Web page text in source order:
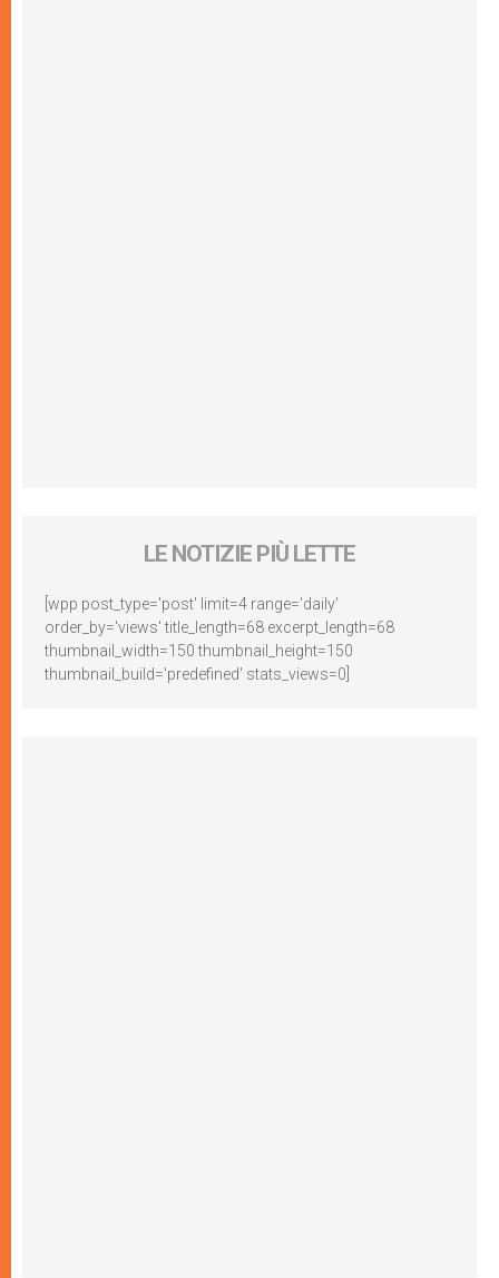
LE NOTIZIE PIÙ LETTE
[wpp post_type='post' limit=4 range='daily'
order_by='views' title_length=68 excerpt_length=68
thumbnail_width=150 thumbnail_height=150
thumbnail_build='predefined' stats_views=0]